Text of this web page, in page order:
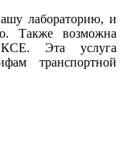
лабораторию, и
Также возможна
КСЕ. Эта услуга
транспортной